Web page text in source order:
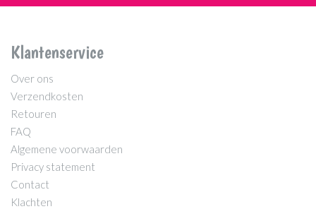
Klantenservice
Over ons
Verzendkosten
Retouren
FAQ
Algemene voorwaarden
Privacy statement
Contact
Klachten